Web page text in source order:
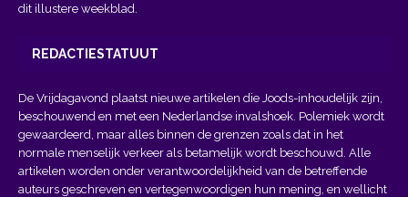
dit illustere weekblad.
REDACTIESTATUUT
De Vrijdagavond plaatst nieuwe artikelen die Joods-inhoudelijk zijn,
beschouwend en met een Nederlandse invalshoek. Polemiek wordt
gewaardeerd, maar alles binnen de grenzen zoals dat in het
normale menselijk verkeer als betamelijk wordt beschouwd. Alle
artikelen worden onder verantwoordelijkheid van de betreffende
auteurs geschreven en vertegenwoordigen hun mening, en wellicht